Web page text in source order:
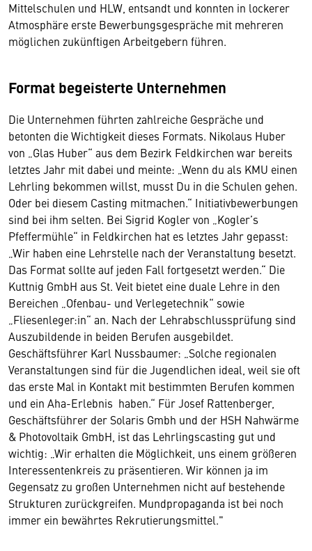
Mittelschulen und HLW, entsandt und konnten in lockerer
Atmosphäre erste Bewerbungsgespräche mit mehreren
möglichen zukünftigen Arbeitgebern führen.
Format begeisterte Unternehmen
Die Unternehmen führten zahlreiche Gespräche und
betonten die Wichtigkeit dieses Formats. Nikolaus Huber
von „Glas Huber“ aus dem Bezirk Feldkirchen war bereits
letztes Jahr mit dabei und meinte: „Wenn du als KMU einen
Lehrling bekommen willst, musst Du in die Schulen gehen.
Oder bei diesem Casting mitmachen.“ Initiativbewerbungen
sind bei ihm selten. Bei Sigrid Kogler von „Kogler’s
Pfeffermühle“ in Feldkirchen hat es letztes Jahr gepasst:
„Wir haben eine Lehrstelle nach der Veranstaltung besetzt.
Das Format sollte auf jeden Fall fortgesetzt werden.“ Die
Kuttnig GmbH aus St. Veit bietet eine duale Lehre in den
Bereichen „Ofenbau- und Verlegetechnik“ sowie
„Fliesenleger:in“ an. Nach der Lehrabschlussprüfung sind
Auszubildende in beiden Berufen ausgebildet.
Geschäftsführer Karl Nussbaumer: „Solche regionalen
Veranstaltungen sind für die Jugendlichen ideal, weil sie oft
das erste Mal in Kontakt mit bestimmten Berufen kommen
und ein Aha-Erlebnis haben.“ Für Josef Rattenberger,
Geschäftsführer der Solaris Gmbh und der HSH Nahwärme
& Photovoltaik GmbH, ist das Lehrlingscasting gut und
wichtig: „Wir erhalten die Möglichkeit, uns einem größeren
Interessentenkreis zu präsentieren. Wir können ja im
Gegensatz zu großen Unternehmen nicht auf bestehende
Strukturen zurückgreifen. Mundpropaganda ist bei noch
immer ein bewährtes Rekrutierungsmittel."